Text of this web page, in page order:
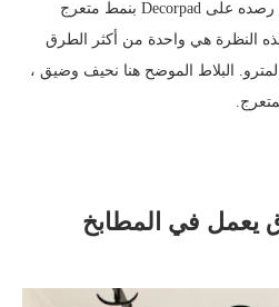
يتميز هذا المطبخ الذي تم رصده على Decorpad بنمط متعرج
النظرة هي واحدة من أكثر الطرق
البلاط الموضح هنا نحيف وضيق ،
يعمل في المطابخ